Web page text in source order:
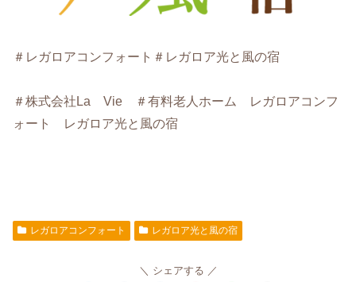
＃レガロアコンフォート ＃レガロア光と風の宿
＃株式会社La Vie ＃有料老人ホーム レガロアコンフ
ォート レガロア光と風の宿
レガロアコンフォート レガロア光と風の宿
シェアする